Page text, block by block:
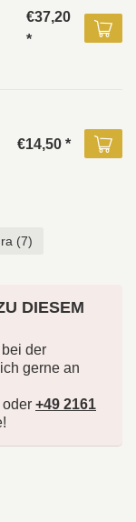
€37,20
*
€14,50 *
(7)
DIESEM
der
gerne an
oder +49 2161